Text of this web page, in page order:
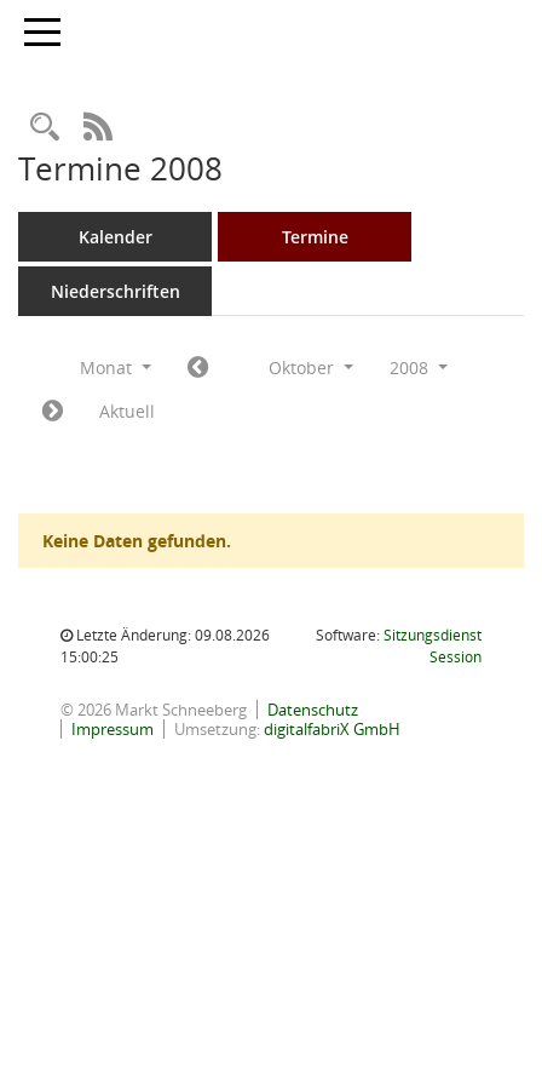
Toggle navigation
Rechercheauswahl
RSS-Feed
Termine 2008
Kalender Termine
Niederschriften
Monat Oktober
2008
Aktuell
Keine Daten gefunden.
Letzte Änderung: 09.08.2026
15:00:25
Software:Sitzungsdienst
Session(Wird in
© 2026 Markt Schneeberg
Datenschutz
Impressum
Umsetzung:digitalfabriX GmbH